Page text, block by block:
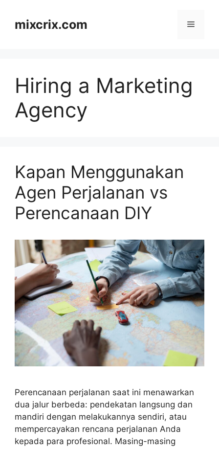
contentmixcrix.com Menu
Hiring a Marketing
Agency
Kapan Menggunakan
Agen Perjalanan vs
Perencanaan DIY
Perencanaan perjalanan saat ini menawarkan
dua jalur berbeda: pendekatan langsung dan
mandiri dengan melakukannya sendiri, atau
mempercayakan rencana perjalanan Anda
kepada para profesional. Masing-masing